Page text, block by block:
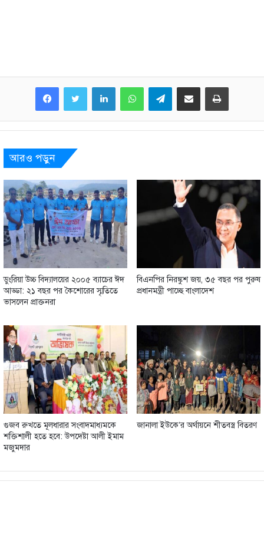
LinkedInWhatsAppTelegramShare via Email Print
আরও পড়ুন
ডুংরিয়া উচ্চ বিদ্যালয়ের ২০০৫ ব্যাচের ঈদ
আড্ডা: ২১ বছর পর কৈশোরের স্মৃতিতে
ভাসলেন প্রাক্তনরা
বিএনপির নিরঙ্কুশ জয়, ৩৫ বছর পর পুরুষ
প্রধানমন্ত্রী পাচ্ছে বাংলাদেশ
গুজব রুখতে মূলধারার সংবাদমাধ্যমকে
শক্তিশালী হতে হবে: উপদেষ্টা আলী ইমাম
মজুমদার
জানালা ইউকে’র অর্থায়নে শীতবস্ত্র বিতরণ